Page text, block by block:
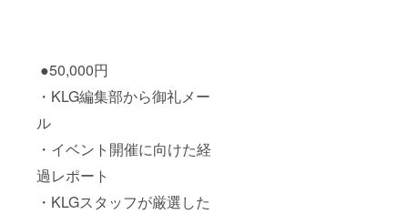
●50,000円
・KLG編集部から御礼メー
ル
・イベント開催に向けた経
過レポート
・KLGスタッフが厳選した